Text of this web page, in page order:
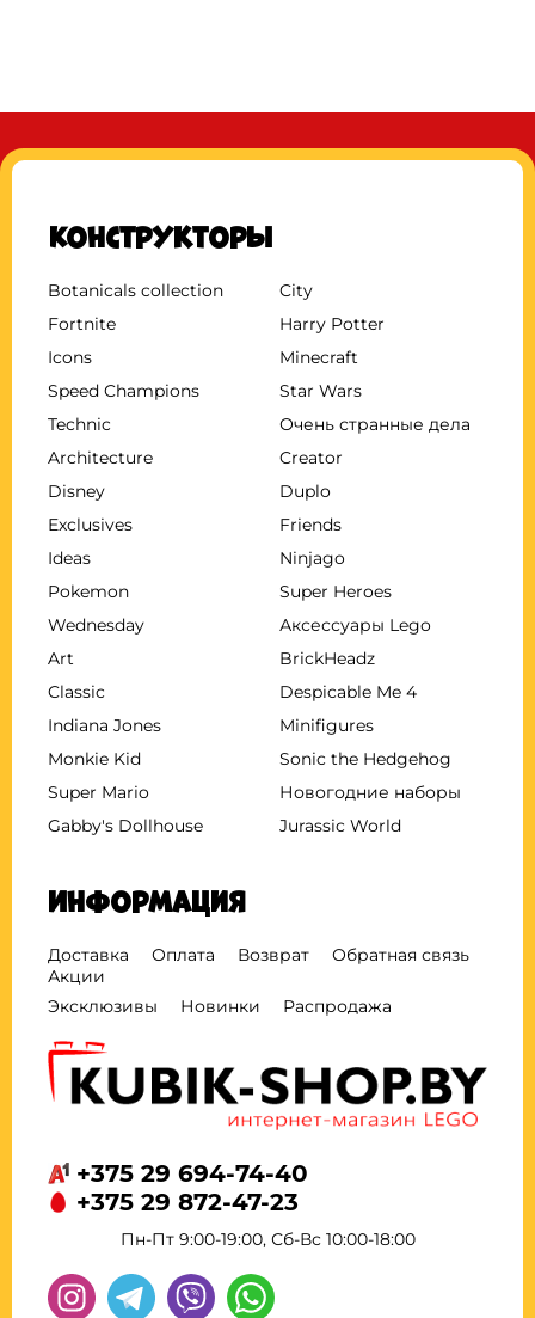
Конструкторы
Botanicals collection
City
Fortnite
Harry Potter
Icons
Minecraft
Speed Champions
Star Wars
Technic
Очень странные дела
Architecture
Creator
Disney
Duplo
Exclusives
Friends
Ideas
Ninjago
Pokemon
Super Heroes
Wednesday
Аксессуары Lego
Art
BrickHeadz
Classic
Despicable Me 4
Indiana Jones
Minifigures
Monkie Kid
Sonic the Hedgehog
Super Mario
Новогодние наборы
Gabby's Dollhouse
Jurassic World
Информация
Доставка Оплата Возврат
Обратная связь
Акции
Эксклюзивы
Новинки Распродажа
+375 29 694-74-40
+375 29 872-47-23
Пн-Пт 9:00-19:00, Сб-Вс 10:00-18:00